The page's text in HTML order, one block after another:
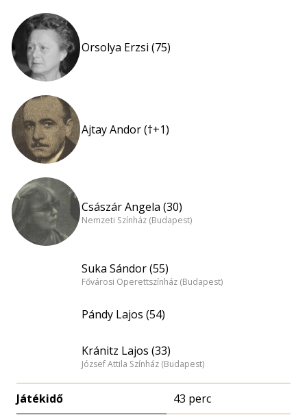
Orsolya Erzsi (75)
Ajtay Andor (†+1)
Császár Angela (30)
Nemzeti Színház (Budapest)
Suka Sándor (55)
Fővárosi Operettszínház (Budapest)
Pándy Lajos (54)
Kránitz Lajos (33)
József Attila Színház (Budapest)
Játékidő 43 perc